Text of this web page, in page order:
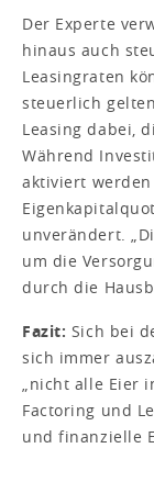
Der Experte
hinaus auch
Leasingraten
steuerlich
Leasing dabei,
Während
aktiviert
unverändert.
um die
durch die
Fazit: Sich bei
sich immer
„nicht alle Eier
Factoring und
und finanzielle